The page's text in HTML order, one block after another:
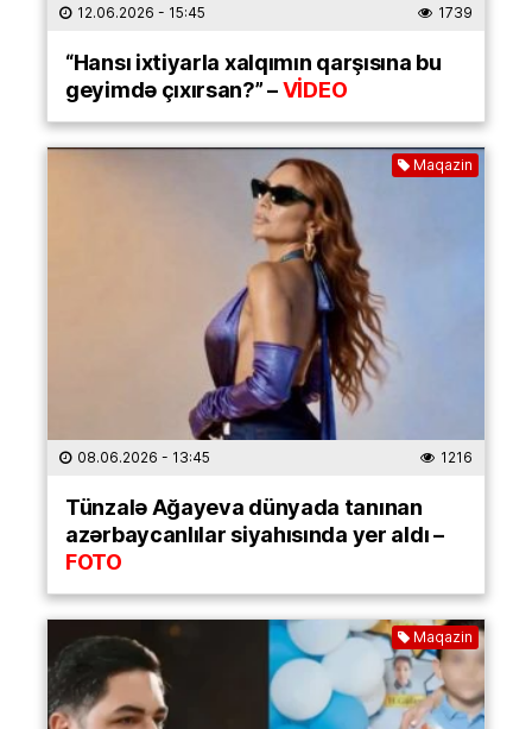
12.06.2026 - 15:45 1739
“Hansı ixtiyarla xalqımın qarşısına bu
geyimdə çıxırsan?” –VİDEO
Maqazin
08.06.2026 - 13:45 1216
Tünzalə Ağayeva dünyada tanınan
azərbaycanlılar siyahısında yer aldı –
FOTO
Maqazin